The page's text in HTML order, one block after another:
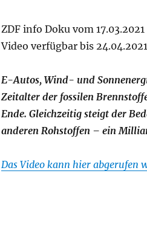
ZDF info Doku vom 17.03.2021
Video verfügbar bis 24.04.2021
E-Autos, Wind- und
Zeitalter der fossilen
Ende. Gleichzeitig steigt der
anderen Rohstoffen – ein
Das Video kann hier abgerufen